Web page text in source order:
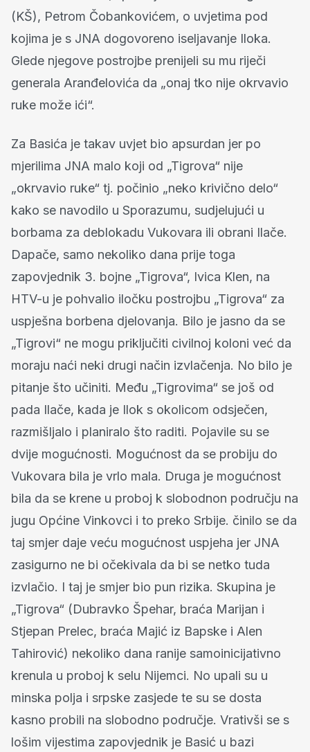
(KŠ), Petrom Čobankovićem, o uvjetima pod
kojima je s JNA dogovoreno iseljavanje Iloka.
Glede njegove postrojbe prenijeli su mu riječi
generala Aranđelovića da „onaj tko nije okrvavio
ruke može ići“.
Za Basića je takav uvjet bio apsurdan jer po
mjerilima JNA malo koji od „Tigrova“ nije
„okrvavio ruke“ tj. počinio „neko krivično delo“
kako se navodilo u Sporazumu, sudjelujući u
borbama za deblokadu Vukovara ili obrani Ilače.
Dapače, samo nekoliko dana prije toga
zapovjednik 3. bojne „Tigrova“, Ivica Klen, na
HTV-u je pohvalio iločku postrojbu „Tigrova“ za
uspješna borbena djelovanja. Bilo je jasno da se
„Tigrovi“ ne mogu priključiti civilnoj koloni već da
moraju naći neki drugi način izvlačenja. No bilo je
pitanje što učiniti. Među „Tigrovima“ se još od
pada Ilače, kada je Ilok s okolicom odsječen,
razmišljalo i planiralo što raditi. Pojavile su se
dvije mogućnosti. Mogućnost da se probiju do
Vukovara bila je vrlo mala. Druga je mogućnost
bila da se krene u proboj k slobodnon području na
jugu Općine Vinkovci i to preko Srbije. činilo se da
taj smjer daje veću mogućnost uspjeha jer JNA
zasigurno ne bi očekivala da bi se netko tuda
izvlačio. I taj je smjer bio pun rizika. Skupina je
„Tigrova“ (Dubravko Špehar, braća Marijan i
Stjepan Prelec, braća Majić iz Bapske i Alen
Tahirović) nekoliko dana ranije samoinicijativno
krenula u proboj k selu Nijemci. No upali su u
minska polja i srpske zasjede te su se dosta
kasno probili na slobodno područje. Vrativši se s
lošim vijestima zapovjednik je Basić u bazi